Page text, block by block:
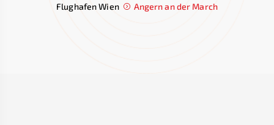
Flughafen Wien Angern an der March